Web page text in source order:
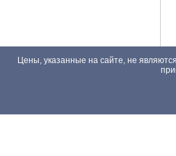
Цены, указанные на сайте, не